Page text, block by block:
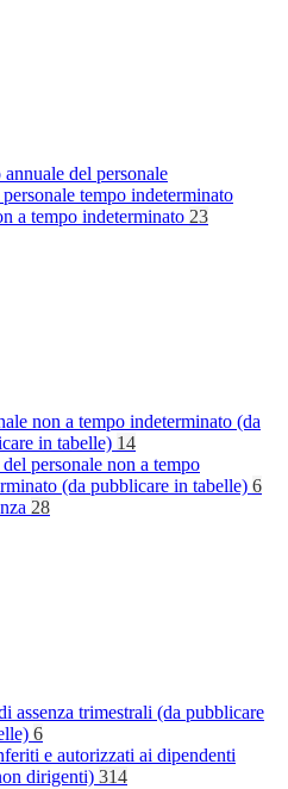
del personale
tempo indeterminato
a tempo indeterminato 23
non a tempo indeterminato (da
in tabelle) 14
personale non a tempo
(da pubblicare in tabelle) 6
28
assenza trimestrali (da pubblicare
6
e autorizzati ai dipendenti
dirigenti) 314